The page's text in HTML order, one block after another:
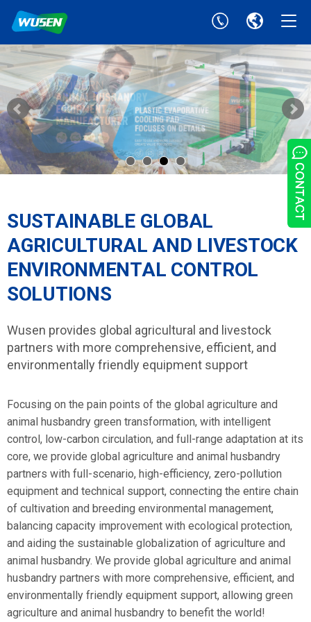
SUSTAINABLE GLOBAL
AGRICULTURAL AND LIVESTOCK
ENVIRONMENTAL CONTROL
SOLUTIONS
Wusen provides global agricultural and livestock
partners with more comprehensive, efficient, and
environmentally friendly equipment support
Focusing on the pain points of the global agriculture and
animal husbandry green transformation, with intelligent
control, low-carbon circulation, and full-range adaptation at its
core, we provide global agriculture and animal husbandry
partners with full-scenario, high-efficiency, zero-pollution
equipment and technical support, connecting the entire chain
of cultivation and breeding environmental management,
balancing capacity improvement with ecological protection,
and aiding the sustainable globalization of agriculture and
animal husbandry. We provide global agriculture and animal
husbandry partners with more comprehensive, efficient, and
environmentally friendly equipment support, allowing green
agriculture and animal husbandry to benefit the world!